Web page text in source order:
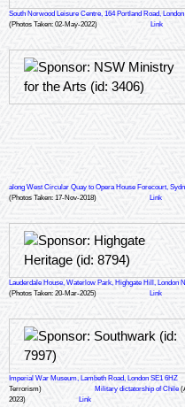
South Norwood Leisure Centre, 164 Portland Road,
(Photos Taken: 02-May-2022)
Link
along West Circular Quay to Opera House Forecourt,
(Photos Taken: 17-Nov-2018)
Link
Lauderdale House, Waterlow Park, Highgate Hill, London
(Photos Taken: 20-Mar-2025)
Link
Imperial War Museum, Lambeth Road, London SE1 6HZ
Terrorism)
Military dictatorship of Chile
2023)
Link